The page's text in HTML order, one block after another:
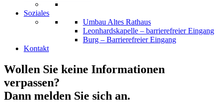
Soziales
Umbau Altes Rathaus
Leonhardskapelle – barrierefreier Eingang
Burg – Barrierefreier Eingang
Kontakt
Wollen Sie keine Informationen
verpassen?
Dann melden Sie sich an.